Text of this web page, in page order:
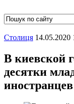
Столиця 14.05.2020
В киевской
десятки
иностранцев